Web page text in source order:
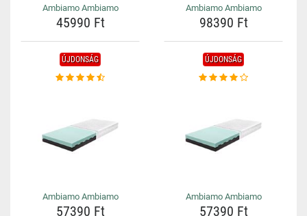
Ambiamo Ambiamo
45990 Ft
Ambiamo Ambiamo
98390 Ft
ÚJDONSÁG
Ambiamo Ambiamo
57390 Ft
ÚJDONSÁG
Ambiamo Ambiamo
57390 Ft